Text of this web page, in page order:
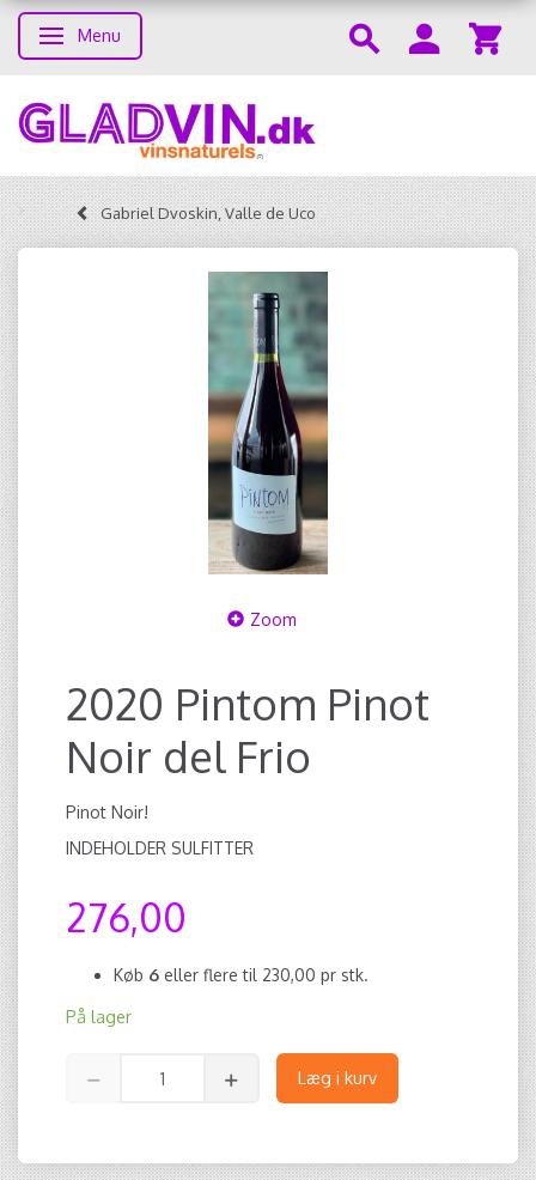
Skifte navigation
Menu
Gabriel Dvoskin, Valle de Uco
Zoom
2020 Pintom Pinot
Noir del Frio
Pinot Noir!
INDEHOLDER SULFITTER
276,00
Køb 6 eller flere til 230,00 pr stk.
På lager
Læg i kurv